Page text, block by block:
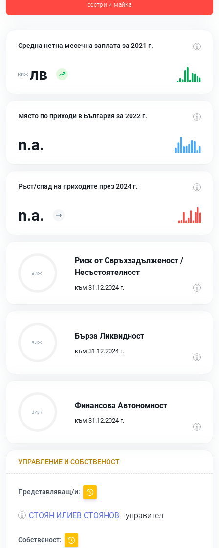
сестри и майка
Средна нетна месечна заплата за 2021 г.
лв
Място по приходи в България за 2022 г.
n.a.
Ръст/спад на приходите през 2024 г.
n.a.
Риск от Свръхзадълженост /
Несъстоятелност
към 31.12.2024 г.
Бърза Ликвидност
към 31.12.2024 г.
Финансова Автономност
към 31.12.2024 г.
УПРАВЛЕНИЕ И СОБСТВЕНОСТ
Представляващ/и:
СТОЯН ИЛИЕВ СТОЯНОВ - управител
Собственост: